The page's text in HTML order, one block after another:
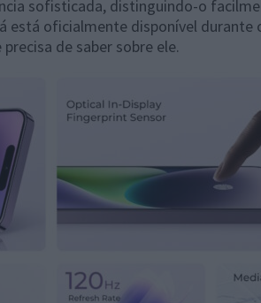
sofisticada, distinguindo-o
está oficialmente disponível durante
de saber sobre ele.